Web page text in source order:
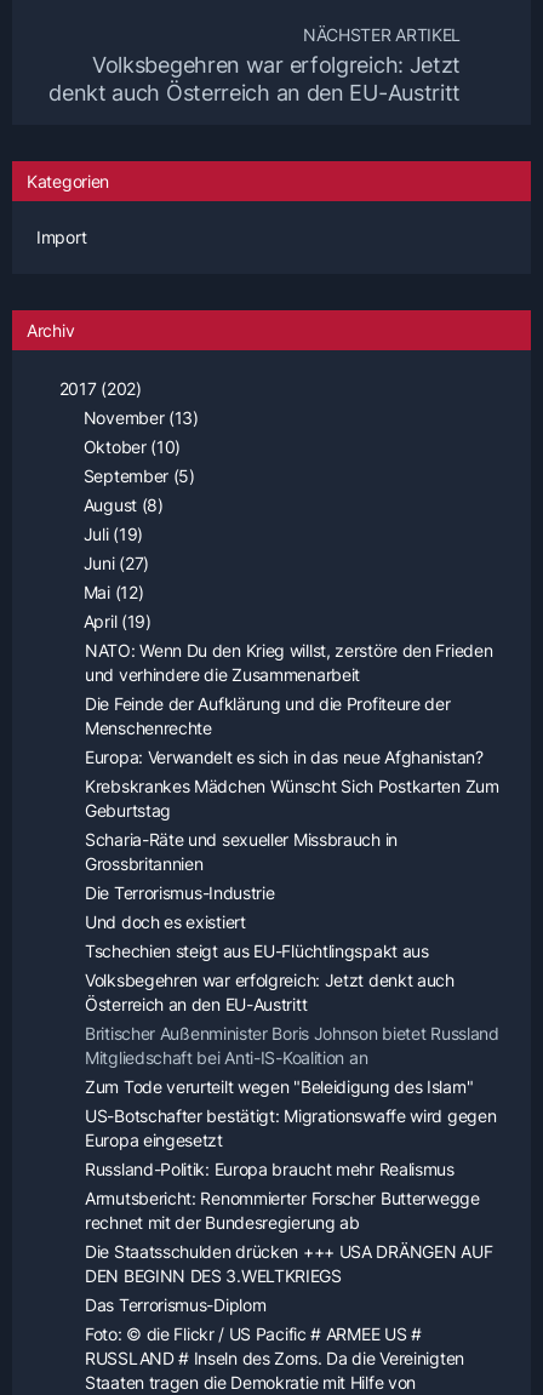
NÄCHSTER ARTIKEL
Volksbegehren war erfolgreich: Jetzt
denkt auch Österreich an den EU-Austritt
Kategorien
Import
Archiv
2017 (202)
November (13)
Oktober (10)
September (5)
August (8)
Juli (19)
Juni (27)
Mai (12)
April (19)
NATO: Wenn Du den Krieg willst, zerstöre den Frieden
und verhindere die Zusammenarbeit
Die Feinde der Aufklärung und die Profiteure der
Menschenrechte
Europa: Verwandelt es sich in das neue Afghanistan?
Krebskrankes Mädchen Wünscht Sich Postkarten Zum
Geburtstag
Scharia-Räte und sexueller Missbrauch in
Grossbritannien
Die Terrorismus-Industrie
Und doch es existiert
Tschechien steigt aus EU-Flüchtlingspakt aus
Volksbegehren war erfolgreich: Jetzt denkt auch
Österreich an den EU-Austritt
Britischer Außenminister Boris Johnson bietet Russland
Mitgliedschaft bei Anti-IS-Koalition an
Zum Tode verurteilt wegen "Beleidigung des Islam"
US-Botschafter bestätigt: Migrationswaffe wird gegen
Europa eingesetzt
Russland-Politik: Europa braucht mehr Realismus
Armutsbericht: Renommierter Forscher Butterwegge
rechnet mit der Bundesregierung ab
Die Staatsschulden drücken +++ USA DRÄNGEN AUF
DEN BEGINN DES 3.WELTKRIEGS
Das Terrorismus-Diplom
Foto: © die Flickr / US Pacific # ARMEE US #
RUSSLAND # Inseln des Zorns. Da die Vereinigten
Staaten tragen die Demokratie mit Hilfe von